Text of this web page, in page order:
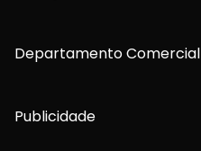
Departamento Comercial
Publicidade